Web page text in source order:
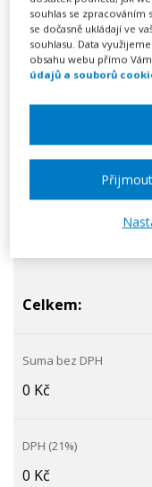
519 Kč
Celkem:
0 Kč
0 Kč
souhlas se
se dočasně ukládají ve
souhlasu. Data
obsahu webu přímo
údajů a souborů